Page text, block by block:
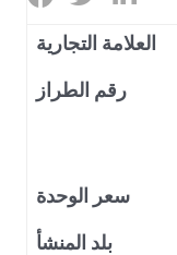
العلامة التجارية
رقم الطراز
سعر الوحدة
بلد المنشأ